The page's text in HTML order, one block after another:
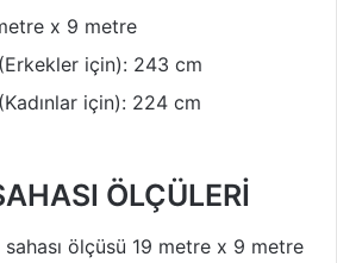
x 9 metre
için): 243 cm
için): 224 cm
ÖLÇÜLERİ
ölçüsü 19 metre x 9 metre